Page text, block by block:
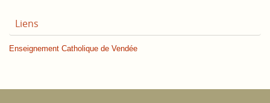
Liens
Enseignement Catholique de Vendée